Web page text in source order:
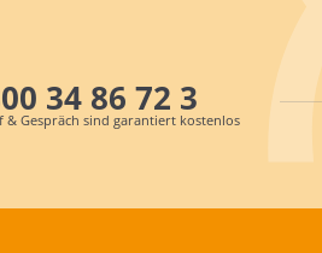
34 86 72 3
& Gespräch sind garantiert kostenlos